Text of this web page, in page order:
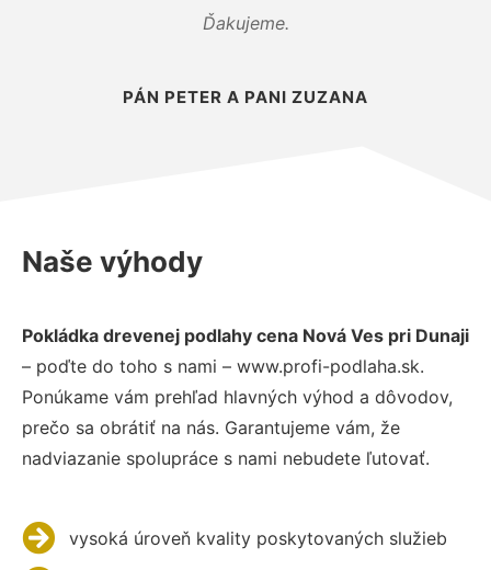
Ďakujeme.
PÁN PETER A PANI ZUZANA
Naše výhody
Pokládka drevenej podlahy cena Nová Ves pri Dunaji
– poďte do toho s nami – www.profi-podlaha.sk.
Ponúkame vám prehľad hlavných výhod a dôvodov,
prečo sa obrátiť na nás. Garantujeme vám, že
nadviazanie spolupráce s nami nebudete ľutovať.
vysoká úroveň kvality poskytovaných služieb